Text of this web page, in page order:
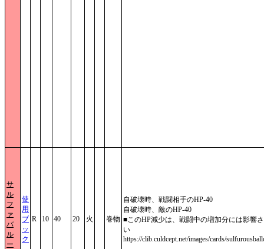
サ
ル
フ
ァ
バ
ル
ー
使
用
ブ
ッ
ク
R 10 40 20 火 巻物
自破壊時、戦闘相手のHP-40
自破壊時、敵のHP-40
■このHP減少は、戦闘中の増加分には影響
い
https://clib.culdcept.net/images/cards/